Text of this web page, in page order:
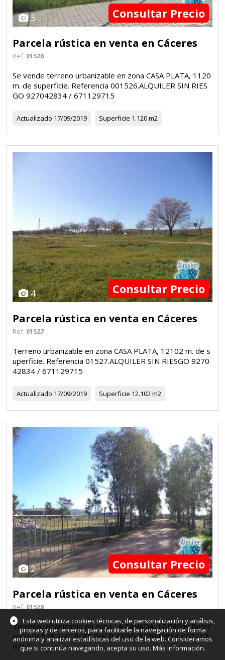
5 Consultar Precio
Parcela rústica en venta en Cáceres
Ref. 01526
Se vende terreno urbanizable en zona CASA PLATA, 1120
m. de superficie. Referencia 001526.ALQUILER SIN RIES
GO 927042834 / 671129715
Actualizado 17/09/2019 Superficie 1.120 m2
4 Consultar Precio
Parcela rústica en venta en Cáceres
Ref. 01527
Terreno urbanizable en zona CASA PLATA, 12102 m. de s
uperficie. Referencia 01527.ALQUILER SIN RIESGO 9270
42834 / 671129715
Actualizado 17/09/2019 Superficie 12.102 m2
2 Consultar Precio
Parcela rústica en venta en Cáceres
Ref.01528
Terreno urbanizable en zona LA CAÑADA. 15.980m. Refer
encia 01528.ALQUILER SIN RIESGO 927042834 / 67112
9715
×
Esta web utiliza cookies técnicas, de personalización y análisis,
propias y de terceros, para facilitarle la navegación de forma
anónima y analizar estadísticas del uso de la web. Consideramos
que si continúa navegando, acepta su uso. Más información.